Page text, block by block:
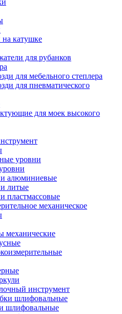
катушке
для рубанков
для мебельного степлера
для пневматического
для моек высокого
уровни
алюминиевые
литые
пластмассовые
механическое
механические
инструмент
шлифовальные
шлифовальные